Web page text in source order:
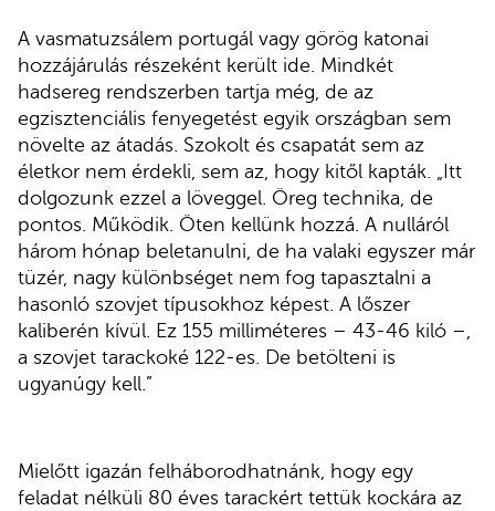
A vasmatuzsálem portugál vagy görög katonai
hozzájárulás részeként került ide. Mindkét
hadsereg rendszerben tartja még, de az
egzisztenciális fenyegetést egyik országban sem
növelte az átadás. Szokolt és csapatát sem az
életkor nem érdekli, sem az, hogy kitől kapták. „Itt
dolgozunk ezzel a löveggel. Öreg technika, de
pontos. Működik. Öten kellünk hozzá. A nulláról
három hónap beletanulni, de ha valaki egyszer már
tüzér, nagy különbséget nem fog tapasztalni a
hasonló szovjet típusokhoz képest. A lőszer
kaliberén kívül. Ez 155 milliméteres – 43-46 kiló –,
a szovjet tarackoké 122-es. De betölteni is
ugyanúgy kell.”
Mielőtt igazán felháborodhatnánk, hogy egy
feladat nélküli 80 éves tarackért tettük kockára az